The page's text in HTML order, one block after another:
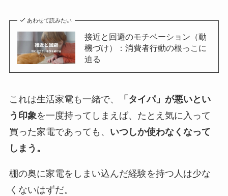
あわせて読みたい
接近と回避のモチベーション（動
機づけ）：消費者行動の根っこに
迫る
これは生活家電も一緒で、
「タイパ」が悪いとい
う印象を一度持ってしまえば、たとえ気に入って
買った家電であっても、 いつしか使わなくなって
しまう。
棚の奥に家電をしまい込んだ経験を持つ人は少な
くないはずだ。